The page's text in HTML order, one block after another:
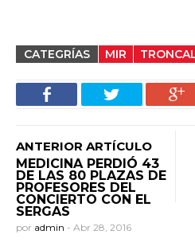
CATEGRÍAS MIR
ANTERIOR ARTÍCULO
MEDICINA PERDIÓ 43
DE LAS 80 PLAZAS DE
PROFESORES DEL
CONCIERTO CON EL
SERGAS
por admin - Abr 28, 2016